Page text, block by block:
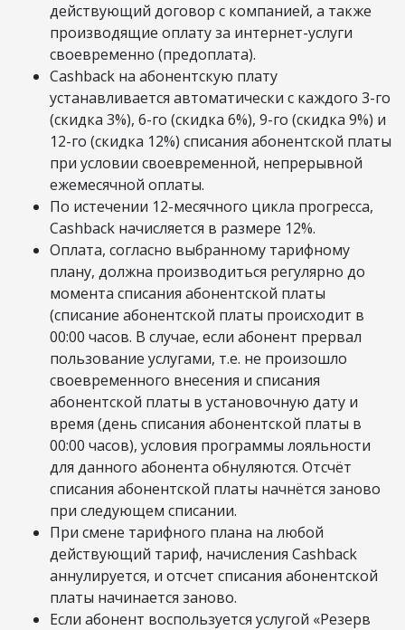
действующий договор с компанией, а также
производящие оплату за интернет-услуги
своевременно (предоплата).
Cashback на абонентскую плату
устанавливается автоматически с каждого 3-го
(скидка 3%), 6-го (скидка 6%), 9-го (скидка 9%) и
12-го (скидка 12%) списания абонентской платы
при условии своевременной, непрерывной
ежемесячной оплаты.
По истечении 12-месячного цикла прогресса,
Cashback начисляется в размере 12%.
Оплата, согласно выбранному тарифному
плану, должна производиться регулярно до
момента списания абонентской платы
(списание абонентской платы происходит в
00:00 часов. В случае, если абонент прервал
пользование услугами, т.е. не произошло
своевременного внесения и списания
абонентской платы в установочную дату и
время (день списания абонентской платы в
00:00 часов), условия программы лояльности
для данного абонента обнуляются. Отсчёт
списания абонентской платы начнётся заново
при следующем списании.
При смене тарифного плана на любой
действующий тариф, начисления Cashback
аннулируется, и отсчет списания абонентской
платы начинается заново.
Если абонент воспользуется услугой «Резерв